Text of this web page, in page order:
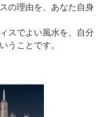
の理由を、あなた自身
スでよい風水を、自分
うことです。